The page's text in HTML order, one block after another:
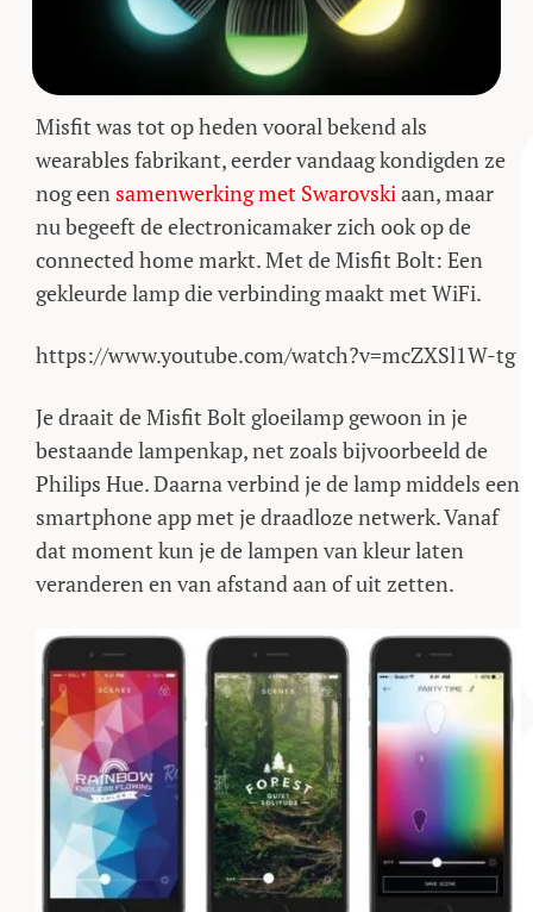
Misfit was tot op heden vooral bekend als
wearables fabrikant, eerder vandaag kondigden ze
nog een samenwerking met Swarovskiaan, maar
nu begeeft de electronicamaker zich ook op de
connected home markt. Met de Misfit Bolt: Een
gekleurde lamp die verbinding maakt met WiFi.
https://www.youtube.com/watch?v=mcZXSl1W-tg
Je draait de Misfit Bolt gloeilamp gewoon in je
bestaande lampenkap, net zoals bijvoorbeeld de
Philips Hue. Daarna verbind je de lamp middels een
smartphone app met je draadloze netwerk. Vanaf
dat moment kun je de lampen van kleur laten
veranderen en van afstand aan of uit zetten.